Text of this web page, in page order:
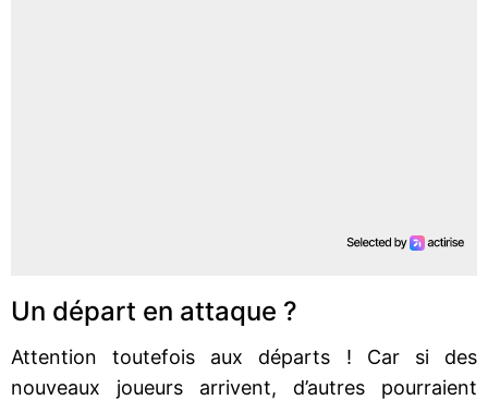
Un départ en attaque ?
Attention toutefois aux départs ! Car si des
nouveaux joueurs arrivent, d’autres pourraient